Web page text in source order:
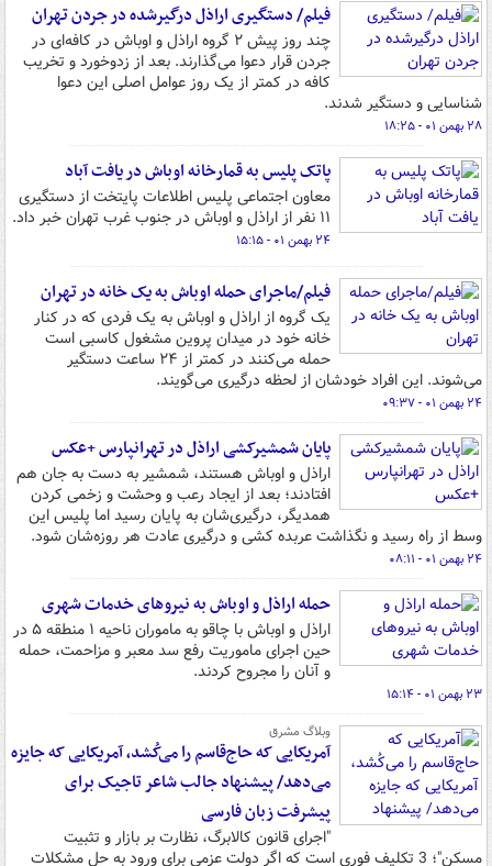
فیلم/ دستگیری اراذل درگیرشده در جردن تهران
چند روز پیش ۲ گروه اراذل و اوباش در کافه‌ای در
جردن قرار دعوا می‌گذارند. بعد از زدوخورد و تخریب
کافه در کمتر از یک روز عوامل اصلی این دعوا
شناسایی و دستگیر شدند.
۲۸ بهمن ۰۱ - ۱۸:۲۵
پاتک پلیس به قمارخانه اوباش در یافت آباد
معاون اجتماعی پلیس اطلاعات پایتخت از دستگیری
۱۱ نفر از اراذل و اوباش در جنوب غرب تهران خبر داد.
۲۴ بهمن ۰۱ - ۱۵:۱۵
فیلم/ماجرای حمله اوباش به یک خانه در تهران
یک گروه از اراذل و اوباش به یک فردی که در کنار
خانه خود در میدان پروین مشغول کاسبی است
حمله می‌کنند در کمتر از ۲۴ ساعت دستگیر
می‌شوند. این افراد خودشان از لحظه درگیری می‌گویند.
۲۴ بهمن ۰۱ - ۰۹:۳۷
پایان شمشیرکشی اراذل در تهرانپارس +عکس
اراذل و اوباش هستند، شمشیر به دست به جان هم
افتادند؛ بعد از ایجاد رعب و وحشت و زخمی کردن
همدیگر، درگیری‌شان به پایان رسید اما پلیس این
وسط از راه رسید و نگذاشت عربده کشی و درگیری عادت هر روزه‌شان شود.
۲۴ بهمن ۰۱ - ۰۸:۱۱
حمله اراذل و اوباش به نیروهای خدمات شهری
اراذل و اوباش با چاقو به ماموران ناحیه ۱ منطقه ۵ در
حین اجرای ماموریت رفع سد معبر و مزاحمت، حمله
و آنان را مجروح کردند.
۲۳ بهمن ۰۱ - ۱۵:۱۴
وبلاگ مشرق
آمریکایی که حاج‌قاسم را می‌کُشد، آمریکایی که جایزه
می‌دهد/ پیشنهاد جالب شاعر تاجیک برای
پیشرفت زبان فارسی
"اجرای قانون کالابرگ، نظارت بر بازار و تثبیت
مسکن"؛ 3 تکلیف فوری است که اگر دولت عزمی برای ورود به حل مشکلات